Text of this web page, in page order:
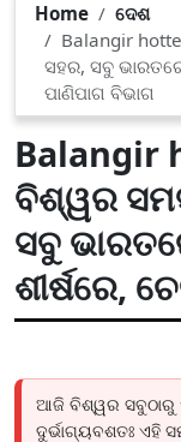
Home
ଦେଶ
Balangir
ସହର, ସବୁ
ପାଣିପାଗ ବିଭାଗ
Balangir
ବିଶ୍ୱର
ସବୁ
ଶୀର୍ଷରେ,
ଆଜି ବିଶ୍ୱର ସବୁଠାରୁ
ଦୁର୍ଭାଗ୍ୟବଶତଃ ଏହି